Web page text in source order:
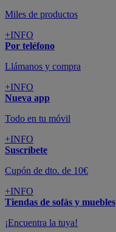
Miles de productos
+INFO
Por teléfono
Llámanos y compra
+INFO
Nueva app
Todo en tu móvil
+INFO
Suscríbete
Cupón de dto. de 10€
+INFO
Tiendas de sofás y muebles
¡Encuentra la tuya!